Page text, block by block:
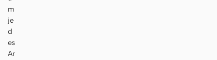
m
je
d
es
Ar